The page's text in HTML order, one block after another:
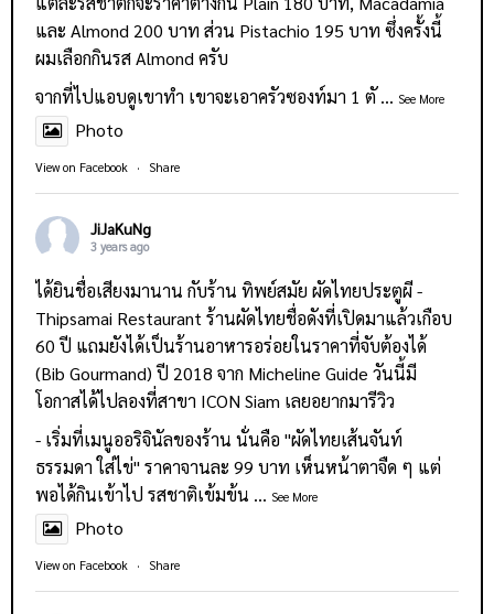
และ Almond 200 บาท ส่วน Pistachio 195 บาท ซึ่งครั้งนี้
ผมเลือกกินรส Almond ครับ
จากที่ไปแอบดูเขาทำ เขาจะเอาครัวซองท์มา 1 ตั ... See More
Photo
View on Facebook · Share
JiJaKuNg
3 years ago
ได้ยินชื่อเสียงมานาน กับร้าน ทิพย์สมัย ผัดไทยประตูผี -
Thipsamai Restaurant ร้านผัดไทยชื่อดังที่เปิดมาแล้วเกือบ
60 ปี แถมยังได้เป็นร้านอาหารอร่อยในราคาที่จับต้องได้
(Bib Gourmand) ปี 2018 จาก Micheline Guide วันนี้มี
โอกาสได้ไปลองที่สาขา ICON Siam เลยอยากมารีวิว
- เริ่มที่เมนูออริจินัลของร้าน นั่นคือ "ผัดไทยเส้นจันท์
ธรรมดา ใส่ไข่" ราคาจานละ 99 บาท เห็นหน้าตาจืด ๆ แต่
พอได้กินเข้าไป รสชาติเข้มข้น ... See More
Photo
View on Facebook · Share